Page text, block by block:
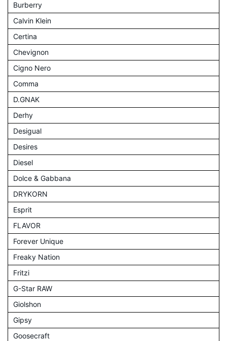
Burberry
Calvin Klein
Certina
Chevignon
Cigno Nero
Comma
D.GNAK
Derhy
Desigual
Desires
Diesel
Dolce & Gabbana
DRYKORN
Esprit
FLAVOR
Forever Unique
Freaky Nation
Fritzi
G-Star RAW
Giolshon
Gipsy
Goosecraft